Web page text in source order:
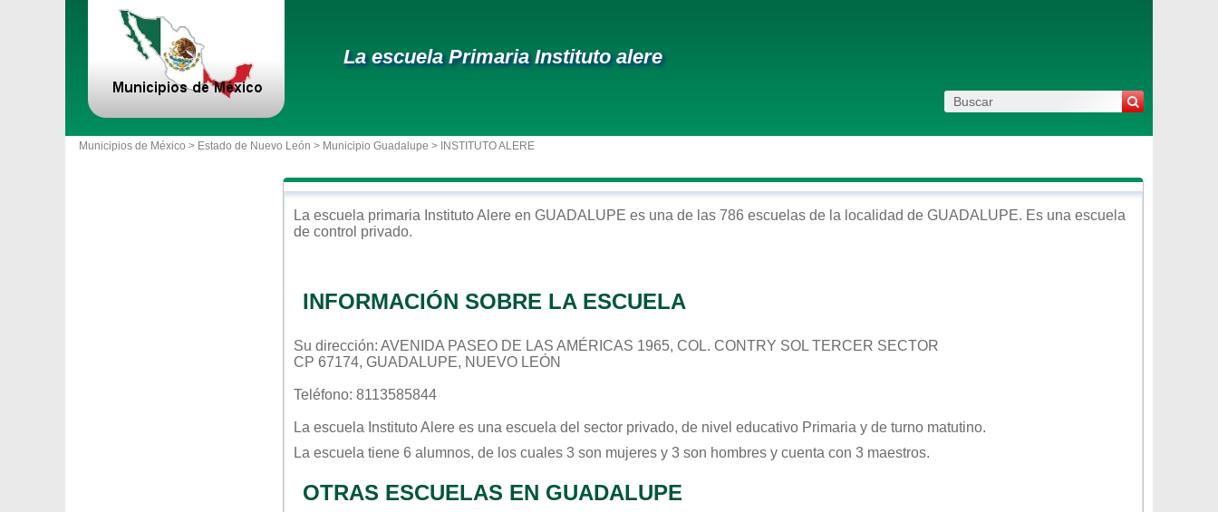
La escuela Primaria Instituto alere
Municipios de México > Estado de Nuevo León > Municipio Guadalupe > INSTITUTO ALERE
La escuela primaria Instituto Alere en GUADALUPE es una de las 786 escuelas de la localidad de GUADALUPE. Es una escuela
de control privado.
INFORMACIÓN SOBRE LA ESCUELA
Su dirección: AVENIDA PASEO DE LAS AMÉRICAS 1965, COL. CONTRY SOL TERCER SECTOR
CP 67174, GUADALUPE, NUEVO LEÓN
Teléfono: 8113585844
La escuela Instituto Alere es una escuela del sector privado, de nivel educativo Primaria y de turno matutino.
La escuela tiene 6 alumnos, de los cuales 3 son mujeres y 3 son hombres y cuenta con 3 maestros.
OTRAS ESCUELAS EN GUADALUPE